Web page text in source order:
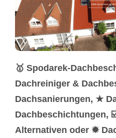
🥇 Spodarek-
Dachreiniger &
Dachsanierungen, ★
Dachbeschichtungen,
Alternativen oder ✹